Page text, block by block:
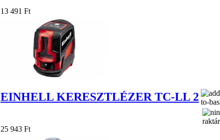
13 491 Ft
EINHELL KERESZTLÉZER TC-LL 2
25 943 Ft